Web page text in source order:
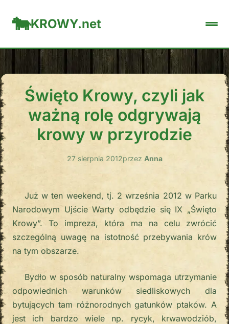
KROWY.net
Święto Krowy, czyli jak
ważną rolę odgrywają
krowy w przyrodzie
27 sierpnia 2012przez Anna
Już w ten weekend, tj. 2 września 2012 w Parku
Narodowym Ujście Warty odbędzie się IX „Święto
Krowy”. To impreza, która ma na celu zwrócić
szczególną uwagę na istotność przebywania krów
na tym obszarze.
Bydło w sposób naturalny wspomaga utrzymanie
odpowiednich warunków siedliskowych dla
bytujących tam różnorodnych gatunków ptaków. A
jest ich bardzo wiele np. rycyk, krwawodziób,